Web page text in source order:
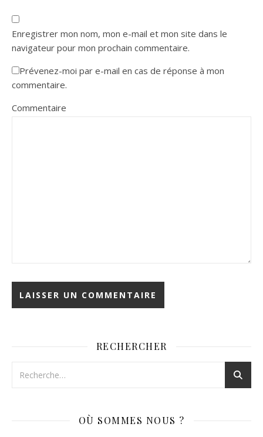
Enregistrer mon nom, mon e-mail et mon site dans le
navigateur pour mon prochain commentaire.
Prévenez-moi par e-mail en cas de réponse à mon
commentaire.
Commentaire
RECHERCHER
OÙ SOMMES NOUS ?